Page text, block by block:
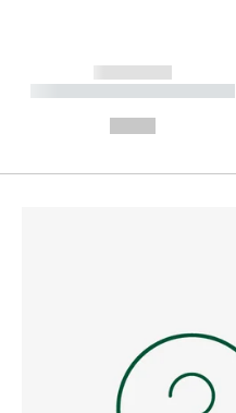
------------
----------- ----------- --------